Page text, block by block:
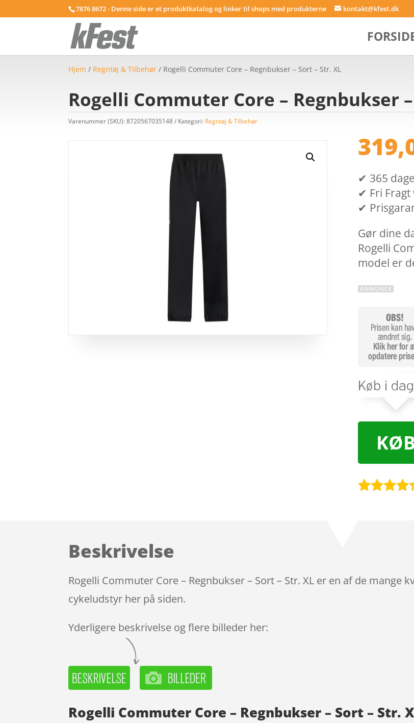
7876 8672 - Denne side er et produktkatalog og linker til shops med produkterne kontakt@kfest.dk
Hjem / Regntøj & Tilbehør / Rogelli Commuter Core – Regnbukser – Sort – Str. XL
Rogelli Commuter Core – Regnbukser
Varenummer (SKU):8720567035148 Kategori: Regntøj & Tilbehør
✔ 365
✔ Fri Fragt
✔
Gør dine
Rogelli
model er
mmelser
Beskrivelse
Rogelli Commuter Core – Regnbukser – Sort – Str. XL er en af de mange
cykeludstyr her på siden.
Yderligere beskrivelse og flere billeder her:
Rogelli Commuter Core – Regnbukser – Sort – Str.